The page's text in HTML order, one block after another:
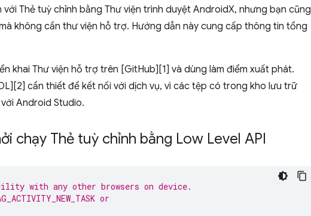
Thẻ tuỳ chỉnh bằng Thư viện trình duyệt AndroidX, nhưng bạn cũng
không cần thư viện hỗ trợ. Hướng dẫn này cung cấp thông tin tổng
khai Thư viện hỗ trợ trên [GitHub][1] và dùng làm điểm xuất phát.
cần thiết để kết nối với dịch vụ, vì các tệp có trong kho lưu trữ
Android Studio.
chạy Thẻ tuỳ chỉnh bằng Low Level API
with any other browsers on device.
or